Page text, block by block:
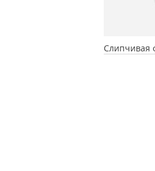
Слипчивая